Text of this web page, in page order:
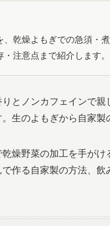
、乾燥よもぎでの急須・
注意点まで紹介します。
とノンカフェインで
生のよもぎから自家
燥野菜の加工を手が
作る自家製の方法、